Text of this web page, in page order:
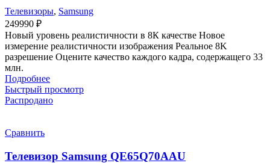
Телевизоры, Samsung
249990 ₽
Новый уровень реалистичности в 8К качестве Новое
измерение реалистичности изображения Реальное 8K
разрешение Оцените качество каждого кадра, содержащего 33
млн.
Подробнее
Быстрый просмотр
Распродано
Сравнить
Телевизор Samsung QE65Q70AAU